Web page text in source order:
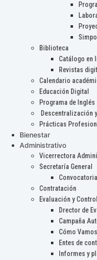
Biblioteca
Catálogo en
Revistas
Calendario
Educación Digital
Programa de Inglés
Descentralización
Prácticas
Bienestar
Administrativo
Vicerrectora
Secretaría General
Contratación
Evaluación y Control
Drector de
Campaña
Cómo Vamos
Entes de
Informes y